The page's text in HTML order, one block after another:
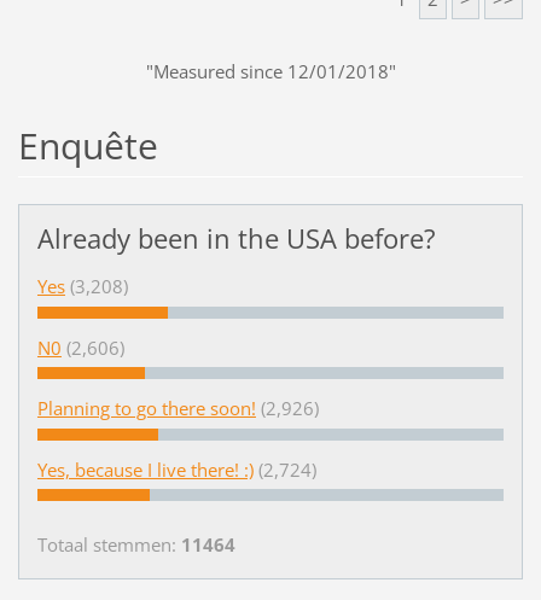
"Measured since 12/01/2018"
Enquête
Already been in the USA before?
Yes (3,208)
N0 (2,606)
Planning to go there soon! (2,926)
Yes, because I live there! :) (2,724)
Totaal stemmen: 11464